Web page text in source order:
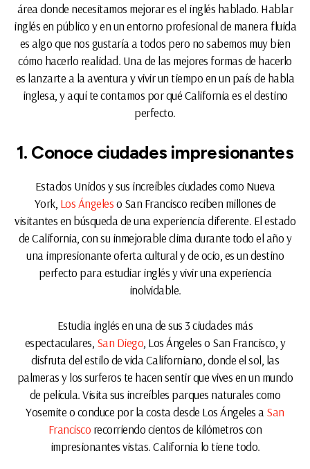
área donde necesitamos mejorar es el inglés hablado. Hablar
inglés en público y en un entorno profesional de manera fluida
es algo que nos gustaría a todos pero no sabemos muy bien
cómo hacerlo realidad. Una de las mejores formas de hacerlo
es lanzarte a la aventura y vivir un tiempo en un país de habla
inglesa, y aquí te contamos por qué California es el destino
perfecto.
1. Conoce ciudades impresionantes
Estados Unidos y sus increíbles ciudades como Nueva
York, Los Ángeleso San Francisco reciben millones de
visitantes en búsqueda de una experiencia diferente. El estado
de California, con su inmejorable clima durante todo el año y
una impresionante oferta cultural y de ocio, es un destino
perfecto para estudiar inglés y vivir una experiencia
inolvidable.
Estudia inglés en una de sus 3 ciudades más
espectaculares, San Diego , Los Ángeles o San Francisco, y
disfruta del estilo de vida Californiano, donde el sol, las
palmeras y los surferos te hacen sentir que vives en un mundo
de película. Visita sus increíbles parques naturales como
Yosemite o conduce por la costa desde Los Ángeles a San
Francisco recorriendo cientos de kilómetros con
impresionantes vistas. California lo tiene todo.